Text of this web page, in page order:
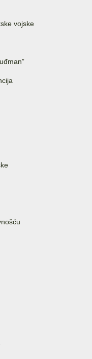
vojske